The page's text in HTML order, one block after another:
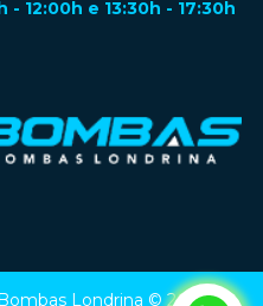
12:00h e 13:30h - 17:30h
Londrina © 2024.